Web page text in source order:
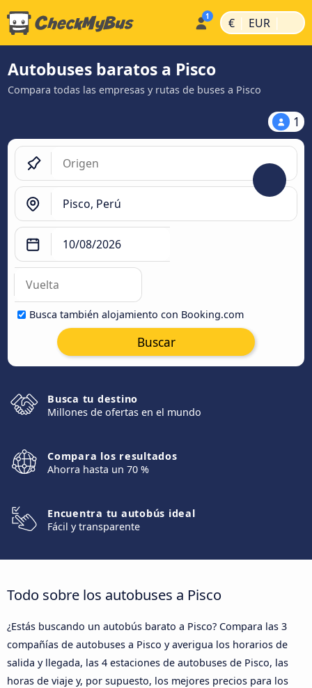
€ | EUR |
Autobuses baratos a Pisco
Compara todas las empresas y rutas de buses a Pisco
1
Busca también alojamiento con Booking.com
Buscar
Busca tu destino
Millones de ofertas en el mundo
Compara los resultados
Ahorra hasta un 70 %
Encuentra tu autobús ideal
Fácil y transparente
Todo sobre los autobuses a Pisco
¿Estás buscando un autobús barato a Pisco? Compara las 3
compañías de autobuses a Pisco y averigua los horarios de
salida y llegada, las 4 estaciones de autobuses de Pisco, las
horas de viaje y, por supuesto, los mejores precios para los